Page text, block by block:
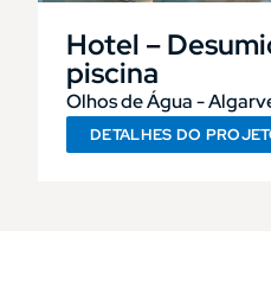
Hotel –
piscina
DETALHES DO
Olhos de Água -